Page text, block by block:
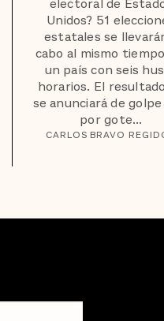
electoral de
Unidos? 51
estatales se
cabo al mismo
un país con seis
horarios. El
se anunciará de
por gote...
CARLOS BRAVO